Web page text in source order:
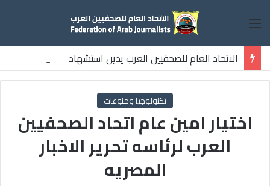
القائمة
الاتحاد العام للصحفيين العرب يدين استشهاد
ثلاثة صحفيين فلسطينيين باستهداف إسرائيلي وسط قطاع غزة
تكنولوجيا ومنوعات
اختيار امين عام اتحاد الصحفيين
العرب لرئاسه تحرير الاخبار
المصريه